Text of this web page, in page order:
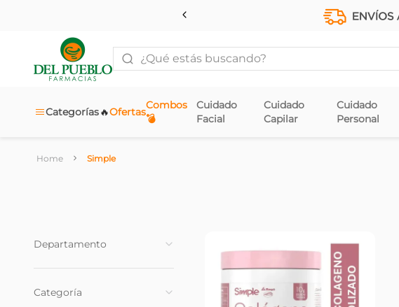
¿Qué estás buscando?
Categorías Ofertas
🔥
Combos
💣
Cuidado
Facial
Cuidado
Capilar
Cuidado
Personal
Simple
Departamento
Categoría